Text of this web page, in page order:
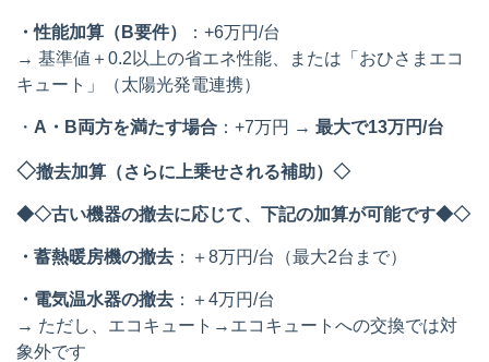
・性能加算（B要件）
：+6万円/台
→ 基準値＋0.2以上の省エネ性能、または「おひさまエコ
キュート」（太陽光発電連携）
・ A・B両方を満たす場合 ：+7万円 → 最大で13万円/台
◇撤去加算（さらに上乗せされる補助）◇
◆◇古い機器の撤去に応じて、下記の加算が可能です◆◇
・蓄熱暖房機の撤去 ：＋8万円/台（最大2台まで）
・電気温水器の撤去 ：＋4万円/台
→ ただし、エコキュート→エコキュートへの交換では対
象外です